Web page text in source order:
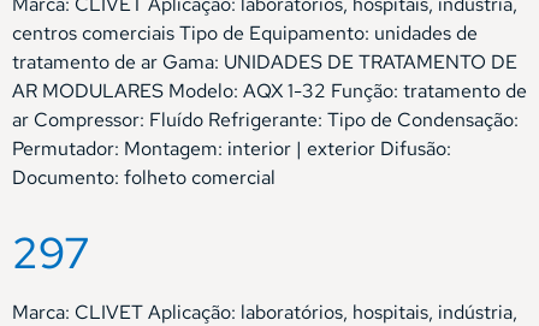
centros comerciais Tipo de Equipamento: unidades de
tratamento de ar Gama: UNIDADES DE TRATAMENTO DE
AR MODULARES Modelo: AQX 1-32 Função: tratamento de
ar Compressor: Fluído Refrigerante: Tipo de Condensação:
Permutador: Montagem: interior | exterior Difusão:
Documento: folheto comercial
297
Marca: CLIVET Aplicação: laboratórios, hospitais, indústria,